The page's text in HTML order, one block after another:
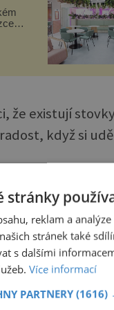
že existují
když si
stránky
reklam a
stránek také
s dalšími
Více informací
PARTNERY (1616)